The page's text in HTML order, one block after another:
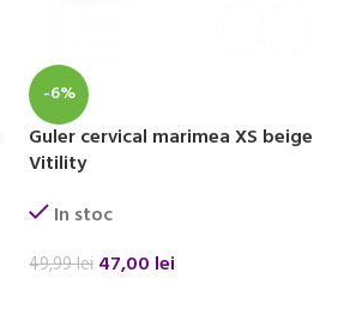
-6%
Guler cervical marimea XS beige
Vitility
In stoc
49,99lei 47,00 lei